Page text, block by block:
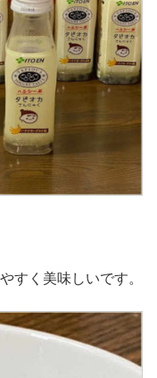
すく美味しいです。